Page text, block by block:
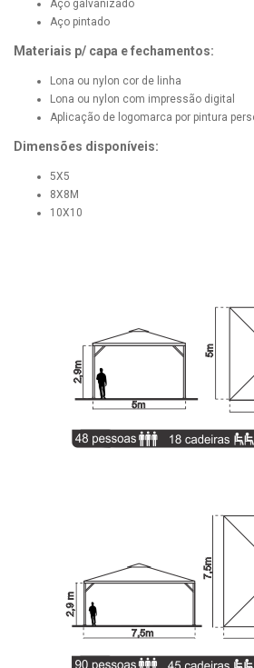
Aço galvanizado
Aço pintado
Materiais p/ capa e fechamentos:
Lona ou nylon cor de linha
Lona ou nylon com impressão digital
Aplicação de logomarca por pintura
Dimensões disponíveis:
5X5
8X8M
10X10